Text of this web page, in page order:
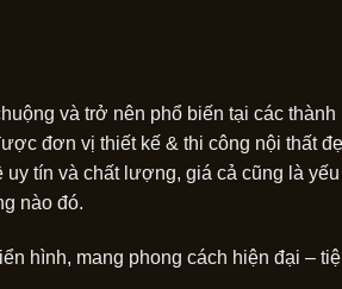
và trở nên phổ biến tại các thành
đơn vị thiết kế & thi công nội thất
tín và chất lượng, giá cả cũng là
nào đó.
hình, mang phong cách hiện đại –